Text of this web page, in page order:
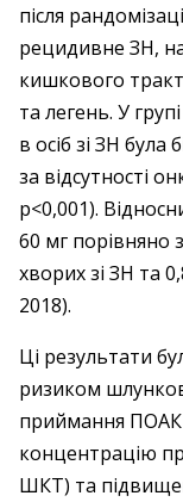
після
рецидивне ЗН,
кишкового
та легень. У
в осіб зі ЗН
за відсутності
р<0,001).
60 мг порів­няно
хворих зі ЗН та
2018).
Ці результати
ризиком
приймання
концентрацію
ШКТ) та